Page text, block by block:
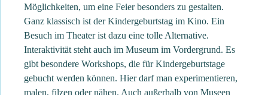
Möglichkeiten, um eine Feier besonders zu gestalten.
Ganz klassisch ist der Kindergeburtstag im Kino. Ein
Besuch im Theater ist dazu eine tolle Alternative.
Interaktivität steht auch im Museum im Vordergrund. Es
gibt besondere Workshops, die für Kindergeburtstage
gebucht werden können. Hier darf man experimentieren,
malen, filzen oder nähen. Auch außerhalb von Museen